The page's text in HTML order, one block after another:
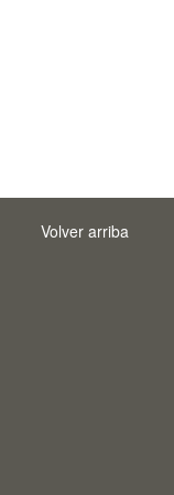
Volver arriba